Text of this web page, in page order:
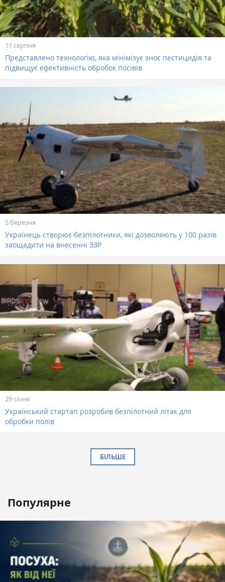
11 серпня
Представлено технологію, яка мінімізує знос пестицидів та
підвищує ефективність обробок посівів
5 березня
Українець створює безпілотники, які дозволяють у 100 разів
заощадити на внесенні ЗЗР
29 січня
Український стартап розробив безпілотний літак для
обробки полів
БІЛЬШЕ
Популярне